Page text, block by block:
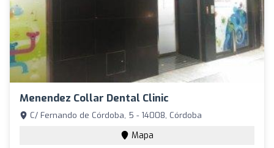
Menendez Collar Dental Clinic
C/ Fernando de Córdoba, 5 - 14008, Córdoba
Mapa